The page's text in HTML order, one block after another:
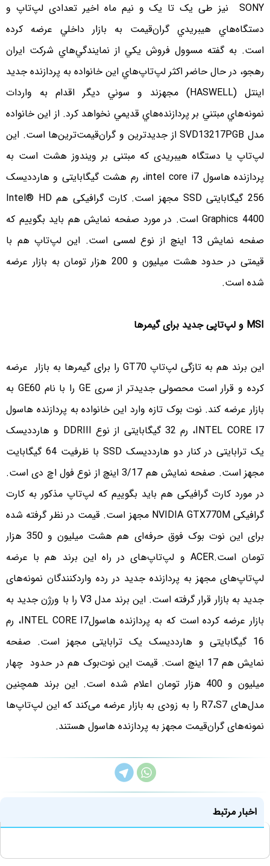
SONY نیز طی یک تا یک و نیم ماه اخیر تعدادی لپ‌تاپ و
دستگاه‌هاي هيبريدي گران‌قيمت به بازار داخلي عرضه کرده
است. به گفته مسوول فروش يکي از نمايندگي‌هاي شرکت ايران
رهجو، در حال حاضر اکثر لپ‌تاپ‌هاي اين خانواده به پردازنده جديد
اينتل (HASWELL) مجهزند و سوني ديگر اقدام به واردات
نمونه‌هاي مبتني بر پردازنده‌هاي قديمي نخواهد کرد. از این خانواده
مدل SVD13217PGB از جدیدترین و گران‌قیمت‌ترین‌ها است. این
لپ‌تاپ یا دستگاه هیبریدی که مبتنی بر ویندوز هشت است به
پردازنده هاسول intel core i7، رم هشت گیگابایتی و هارددیسک
256 گیگابایتی SSD مجهز است. کارت گرافیکی هم Intel® HD
Graphics 4400 است. در مورد صفحه نمایش هم باید بگوییم که
صفحه نمایش 13 اینچ از نوع لمسی است. این لپ‌تاپ هم با
قیمتی در حدود هشت میلیون و 200 هزار تومان به بازار عرضه
شده است.
MSI و لپ‌تاپی جدید برای گیمرها
این برند هم به تازگی لپ‌تاپ GT70 را برای گیمرها به بازار عرضه
کرده و قرار است محصولی جدیدتر از سری GE را با نام GE60 به
بازار عرضه کند. نوت بوک تازه وارد این خانواده به پردازنده هاسول
INTEL CORE I7، رم 32 گیگابایتی از نوع DDRIII و هارددیسک
یک ترابایتی در کنار دو هارددیسک SSD با ظرفیت 64 گیگابایت
مجهز است. صفحه نمایش هم 3/17 اینچ از نوع فول اچ دی است.
در مورد کارت گرافیکی هم باید بگوییم که لپ‌تاپ مذکور به کارت
گرافیکی NVIDIA GTX770M مجهز است. قیمت در نظر گرفته شده
برای این نوت بوک فوق حرفه‌ای هم هشت میلیون و 350 هزار
تومان است.ACER و لپ‌تاپ‌های در راه این برند هم با عرضه
لپ‌تاپ‌های مجهز به پردازنده جدید در رده واردکنندگان نمونه‌های
جدید به بازار قرار گرفته است. این برند مدل V3 را با ورژن جدید به
بازار عرضه کرده است که به پردازنده هاسولINTEL CORE I7، رم
16 گیگابایتی و هارددیسک یک ترابایتی مجهز است. صفحه
نمایش هم 17 اینچ است. قیمت این نوت‌بوک هم در حدود چهار
میلیون و 400 هزار تومان اعلام شده است. این برند همچنین
مدل‌های R7،S7 را به زودی به بازار عرضه می‌کند که این لپ‌تاپ‌ها
نمونه‌های گران‌قیمت مجهز به پردازنده هاسول هستند.
اخبار مرتبط